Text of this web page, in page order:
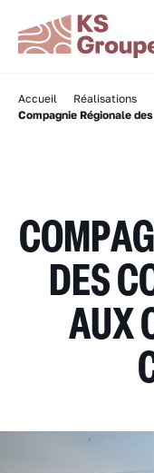
Accueil Réalisations
Compagnie Régionale
DES
AUX